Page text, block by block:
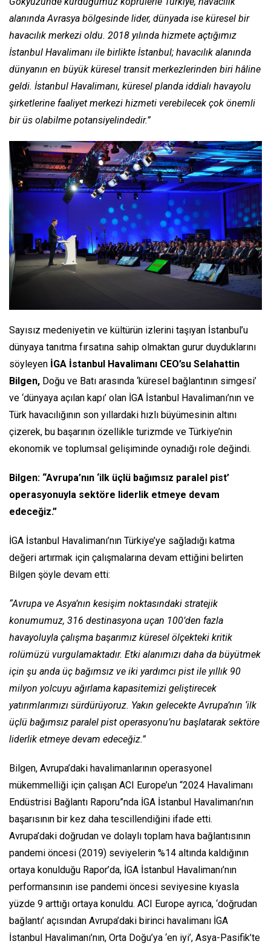
alanında Avrasya bölgesinde lider, dünyada ise küresel bir
havacılık merkezi oldu. 2018 yılında hizmete açtığımız
İstanbul Havalimanı ile birlikte İstanbul; havacılık alanında
dünyanın en büyük küresel transit merkezlerinden biri hâline
geldi. İstanbul Havalimanı, küresel planda iddialı havayolu
şirketlerine faaliyet merkezi hizmeti verebilecek çok önemli
bir üs olabilme potansiyelindedir.”
Sayısız medeniyetin ve kültürün izlerini taşıyan İstanbul’u
dünyaya tanıtma fırsatına sahip olmaktan gurur duyduklarını
söyleyen İGA İstanbul Havalimanı CEO’su Selahattin
Bilgen, Doğu ve Batı arasında ‘küresel bağlantının simgesi’
ve ‘dünyaya açılan kapı’ olan İGA İstanbul Havalimanı’nın ve
Türk havacılığının son yıllardaki hızlı büyümesinin altını
çizerek, bu başarının özellikle turizmde ve Türkiye’nin
ekonomik ve toplumsal gelişiminde oynadığı role değindi.
Bilgen: “Avrupa’nın ‘ilk üçlü bağımsız paralel pist’
operasyonuyla sektöre liderlik etmeye devam
edeceğiz.”
İGA İstanbul Havalimanı’nın Türkiye’ye sağladığı katma
değeri artırmak için çalışmalarına devam ettiğini belirten
Bilgen şöyle devam etti:
“Avrupa ve Asya’nın kesişim noktasındaki stratejik
konumumuz, 316 destinasyona uçan 100’den fazla
havayoluyla çalışma başarımız küresel ölçekteki kritik
rolümüzü vurgulamaktadır. Etki alanımızı daha da büyütmek
için şu anda üç bağımsız ve iki yardımcı pist ile yıllık 90
milyon yolcuyu ağırlama kapasitemizi geliştirecek
yatırımlarımızı sürdürüyoruz. Yakın gelecekte Avrupa’nın ‘ilk
üçlü bağımsız paralel pist operasyonu’nu başlatarak sektöre
liderlik etmeye devam edeceğiz.”
Bilgen, Avrupa’daki havalimanlarının operasyonel
mükemmelliği için çalışan ACI Europe’un “2024 Havalimanı
Endüstrisi Bağlantı Raporu”nda İGA İstanbul Havalimanı’nın
başarısının bir kez daha tescillendiğini ifade etti.
Avrupa’daki doğrudan ve dolaylı toplam hava bağlantısının
pandemi öncesi (2019) seviyelerin %14 altında kaldığının
ortaya konulduğu Rapor’da, İGA İstanbul Havalimanı’nın
performansının ise pandemi öncesi seviyesine kıyasla
yüzde 9 arttığı ortaya konuldu. ACI Europe ayrıca, ‘doğrudan
bağlantı’ açısından Avrupa’daki birinci havalimanı İGA
İstanbul Havalimanı’nın, Orta Doğu’ya ‘en iyi’, Asya-Pasifik’te